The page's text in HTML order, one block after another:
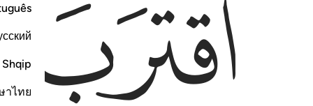
Shqip
าไทย